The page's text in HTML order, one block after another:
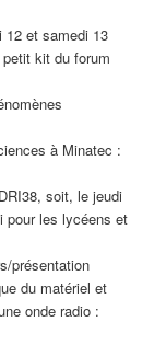
12 et samedi 13
kit du forum
à Minatec :
soit, le jeudi
pour les lycéens et
présentation
du matériel et
onde radio :